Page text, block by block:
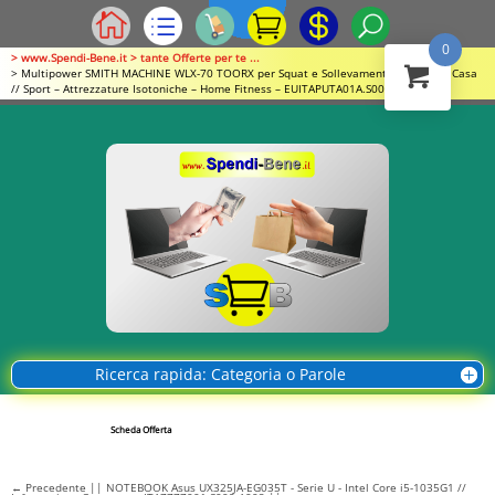
> www.Spendi-Bene.it > tante Offerte per te ...
> Multipower SMITH MACHINE WLX-70 TOORX per Squat e Sollevamento Pesi – per Casa
// Sport – Attrezzature Isotoniche – Home Fitness – EUITAPUTA01A.S003.005A
Ricerca rapida: Categoria o Parole
Scheda Offerta
← Precedente || NOTEBOOK Asus UX325JA-EG035T - Serie U - Intel Core i5-1035G1 //
0